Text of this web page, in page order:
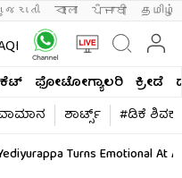
বাংলা ਪੰਜਾਬੀ தமிழ்
ಫೋಟೋಗ್ಯಾಲರಿ ಕ್ರೀಡೆ
ಶಾರ್ಟ್ಸ್​
#ಡಿಕೆ
Turns Emotional At